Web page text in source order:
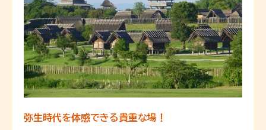
弥生時代を体感できる貴重な場！